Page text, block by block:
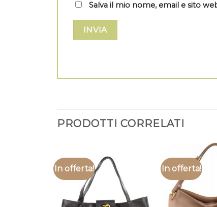
Salva il mio nome, email e sito
PRODOTTI CORRELATI
In offerta! In offerta!